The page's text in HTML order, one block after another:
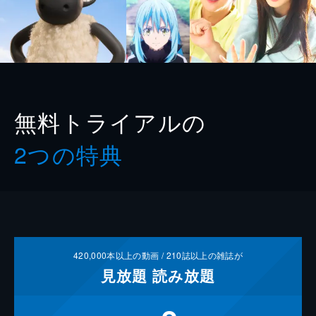
無料トライアルの
2つの特典
420,000本以上の動画 /210誌以上の雑誌が
見放題 読み放題